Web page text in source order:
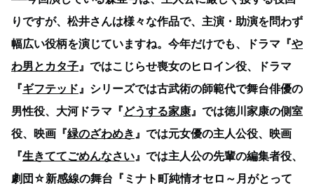
りですが、松井さんは様々な作品で、主演・助演を問わず
幅広い役柄を演じていますね。今年だけでも、ドラマ『や
わ男とカタ子』ではこじらせ喪女のヒロイン役、ドラマ
『ギフテッド』シリーズでは古武術の師範代で舞台俳優の
男性役、大河ドラマ『どうする家康』では徳川家康の側室
役、映画『緑のざわめき』では元女優の主人公役、映画
『生きててごめんなさい』では主人公の先輩の編集者役、
劇団☆新感線の舞台『ミナト町純情オセロ～月がとって